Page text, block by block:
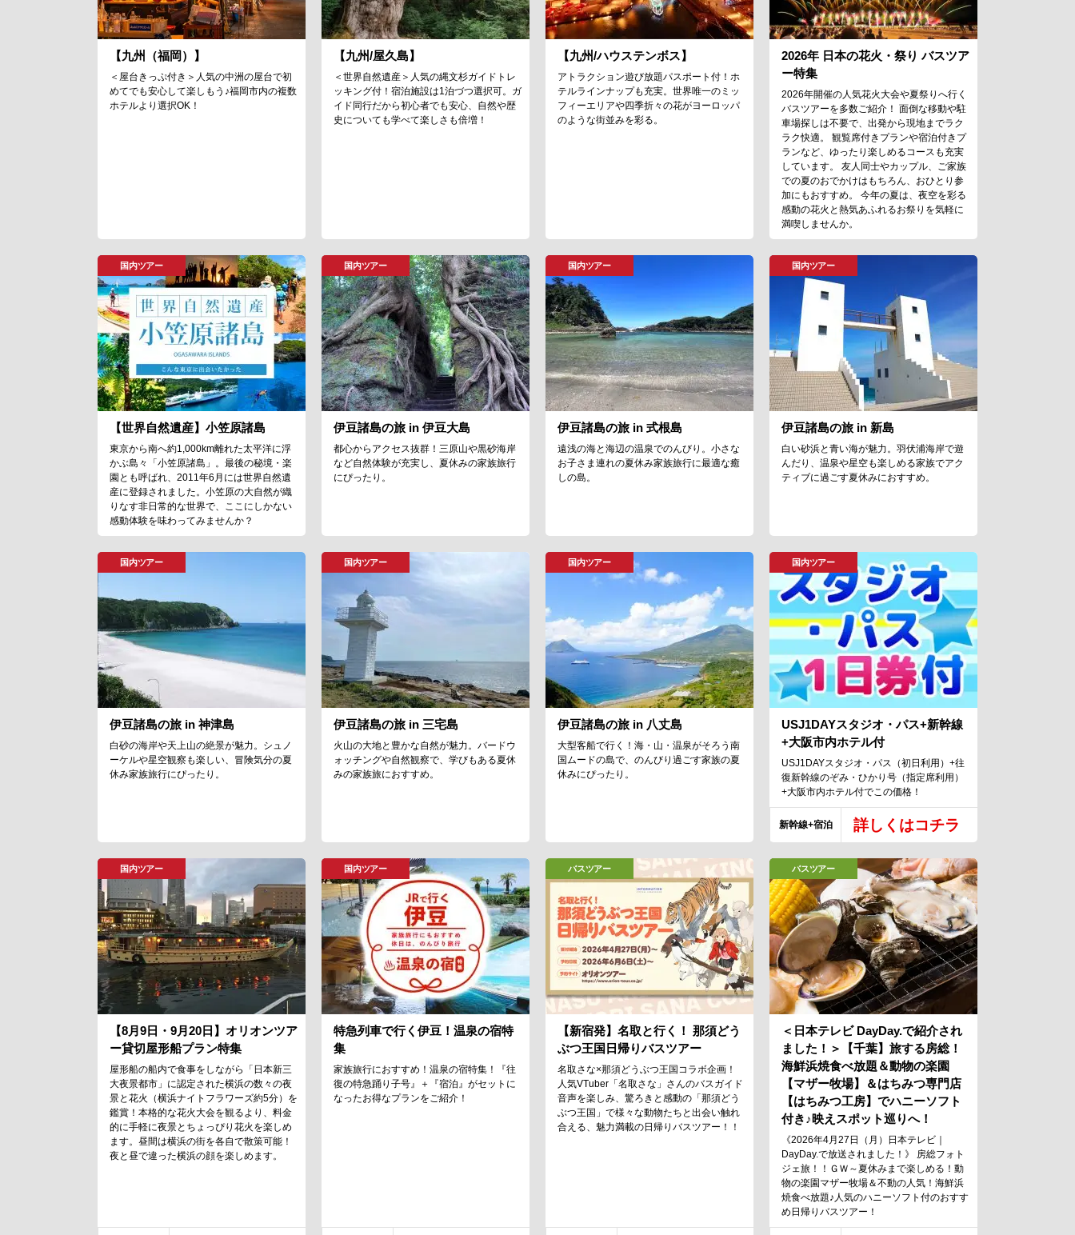
【九州（福岡）】
＜屋台きっぷ付き＞人気の中洲の屋台で初
めてでも安心して楽しもう♪福岡市内の複数
ホテルより選択OK！
【九州/屋久島】
＜世界自然遺産＞人気の縄文杉ガイドトレ
ッキング付！宿泊施設は1泊づつ選択可。ガ
イド同行だから初心者でも安心、自然や歴
史についても学べて楽しさも倍増！
【九州/ハウステンボス】
アトラクション遊び放題パスポート付！ホ
テルラインナップも充実。世界唯一のミッ
フィーエリアや四季折々の花がヨーロッパ
のような街並みを彩る。
2026年 日本の花火・祭り バスツア
ー特集
2026年開催の人気花火大会や夏祭りへ行く
バスツアーを多数ご紹介！ 面倒な移動や駐
車場探しは不要で、出発から現地までラク
ラク快適。 観覧席付きプランや宿泊付きプ
ランなど、ゆったり楽しめるコースも充実
しています。 友人同士やカップル、ご家族
での夏のおでかけはもちろん、おひとり参
加にもおすすめ。 今年の夏は、夜空を彩る
感動の花火と熱気あふれるお祭りを気軽に
満喫しませんか。
国内ツアー
【世界自然遺産】小笠原諸島
東京から南へ約1,000km離れた太平洋に浮
かぶ島々「小笠原諸島」。最後の秘境・楽
園とも呼ばれ、2011年6月には世界自然遺
産に登録されました。小笠原の大自然が織
りなす非日常的な世界で、ここにしかない
感動体験を味わってみませんか？
国内ツアー
伊豆諸島の旅 in 伊豆大島
都心からアクセス抜群！三原山や黒砂海岸
など自然体験が充実し、夏休みの家族旅行
にぴったり。
国内ツアー
伊豆諸島の旅 in 式根島
遠浅の海と海辺の温泉でのんびり。小さな
お子さま連れの夏休み家族旅行に最適な癒
しの島。
国内ツアー
伊豆諸島の旅 in 新島
白い砂浜と青い海が魅力。羽伏浦海岸で遊
んだり、温泉や星空も楽しめる家族でアク
ティブに過ごす夏休みにおすすめ。
国内ツアー
伊豆諸島の旅 in 神津島
白砂の海岸や天上山の絶景が魅力。シュノ
ーケルや星空観察も楽しい、冒険気分の夏
休み家族旅行にぴったり。
国内ツアー
伊豆諸島の旅 in 三宅島
火山の大地と豊かな自然が魅力。バードウ
ォッチングや自然観察で、学びもある夏休
みの家族旅におすすめ。
国内ツアー
伊豆諸島の旅 in 八丈島
大型客船で行く！海・山・温泉がそろう南
国ムードの島で、のんびり過ごす家族の夏
休みにぴったり。
国内ツアー
USJ1DAYスタジオ・パス+新幹線
+大阪市内ホテル付
USJ1DAYスタジオ・パス（初日利用）+往
復新幹線のぞみ・ひかり号（指定席利用）
+大阪市内ホテル付でこの価格！
新幹線+宿泊 詳しくはコチラ
国内ツアー
【8月9日・9月20日】オリオンツア
ー貸切屋形船プラン特集
屋形船の船内で食事をしながら「日本新三
大夜景都市」に認定された横浜の数々の夜
景と花火（横浜ナイトフラワーズ約5分）を
鑑賞！本格的な花火大会を観るより、料金
的に手軽に夜景とちょっぴり花火を楽しめ
ます。昼間は横浜の街を各自で散策可能！
夜と昼で違った横浜の顔を楽しめます。
国内ツアー
特急列車で行く伊豆！温泉の宿特
集
家族旅行におすすめ！温泉の宿特集！『往
復の特急踊り子号』＋『宿泊』がセットに
なったお得なプランをご紹介！
バスツアー
【新宿発】名取と行く！ 那須どう
ぶつ王国日帰りバスツアー
名取さな×那須どうぶつ王国コラボ企画！
人気VTuber「名取さな」さんのバスガイド
音声を楽しみ、驚ろきと感動の「那須どう
ぶつ王国」で様々な動物たちと出会い触れ
合える、魅力満載の日帰りバスツアー！！
バスツアー
＜日本テレビ DayDay.で紹介され
ました！＞【千葉】旅する房総！
海鮮浜焼食べ放題＆動物の楽園
【マザー牧場】＆はちみつ専門店
【はちみつ工房】でハニーソフト
付き♪映えスポット巡りへ！
《2026年4月27日（月）日本テレビ｜
DayDay.で放送されました！》 房総フォト
ジェ旅！！ＧＷ～夏休みまで楽しめる！動
物の楽園マザー牧場＆不動の人気！海鮮浜
焼食べ放題♪人気のハニーソフト付のおすす
め日帰りバスツアー！